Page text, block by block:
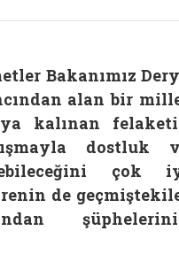
Bakanımız
alan bir
kalınan
dostluk
çok
de